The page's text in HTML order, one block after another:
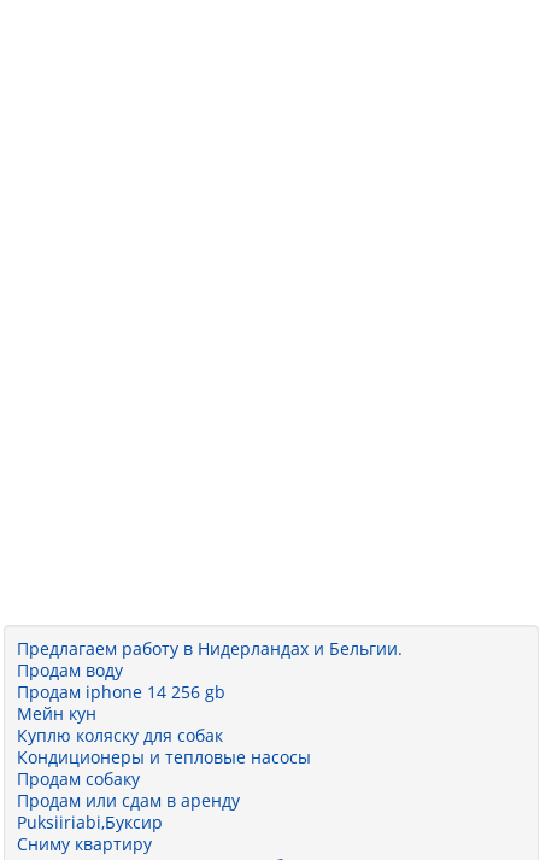
Предлагаем работу в Нидерландах и Бельгии.
Продам воду
Продам iphone 14 256 gb
Мейн кун
Куплю коляску для собак
Кондиционеры и тепловые насосы
Продам собаку
Продам или сдам в аренду
Puksiiriabi,Буксир
Сниму квартиру